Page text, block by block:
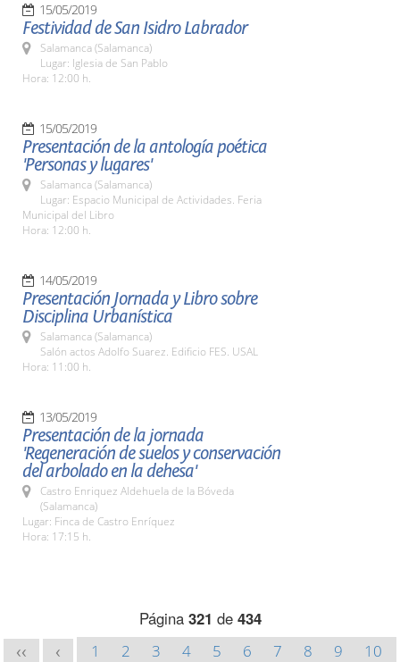
15/05/2019
Festividad de San Isidro Labrador
Salamanca (Salamanca)
Lugar: Iglesia de San Pablo
Hora: 12:00 h.
15/05/2019
Presentación de la antología poética
'Personas y lugares'
Salamanca (Salamanca)
Lugar: Espacio Municipal de Actividades. Feria
Municipal del Libro
Hora: 12:00 h.
14/05/2019
Presentación Jornada y Libro sobre
Disciplina Urbanística
Salamanca (Salamanca)
Salón actos Adolfo Suarez. Edificio FES. USAL
Hora: 11:00 h.
13/05/2019
Presentación de la jornada
'Regeneración de suelos y conservación
del arbolado en la dehesa'
Castro Enriquez Aldehuela de la Bóveda
(Salamanca)
Lugar: Finca de Castro Enríquez
Hora: 17:15 h.
Página 321 de 434
<< < 1 2 3 4 5 6 7 8 9
10